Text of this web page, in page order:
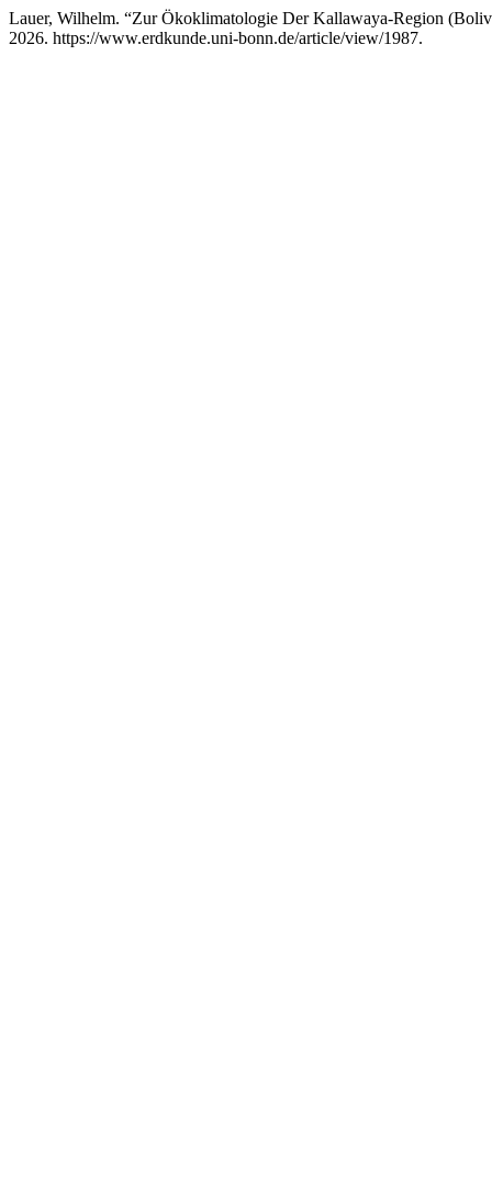
Lauer, Wilhelm. “Zur Ökoklimatologie Der Kallawaya-Region
2026. https://www.erdkunde.uni-bonn.de/article/view/1987.